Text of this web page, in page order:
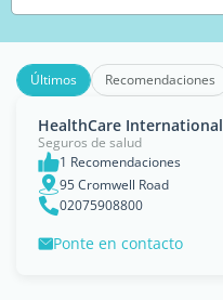
Últimos Recomendaciones
HealthCare International
Seguros de salud
1 Recomendaciones
95 Cromwell Road
02075908800
Ponte en contacto